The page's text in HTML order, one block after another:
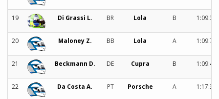
19 Di Grassi L. BR Lola B
20 Maloney Z. BB Lola A
21 Beckmann D. DE Cupra B
22 Da Costa A. PT Porsche A